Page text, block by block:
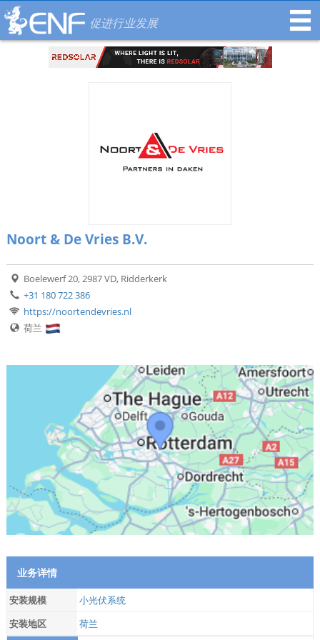
促进行业发展
Noort & De Vries B.V.
Boelewerf 20, 2987 VD, Ridderkerk
+31 180 722 386
https://noortendevries.nl
荷兰
业务详情
安装规模
小光伏系统
安装地区
荷兰